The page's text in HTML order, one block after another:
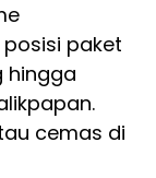
paket
hingga
cemas di